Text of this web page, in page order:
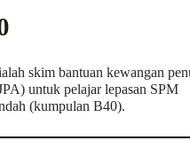
skim bantuan kewangan
untuk pelajar lepasan SPM
(kumpulan B40).